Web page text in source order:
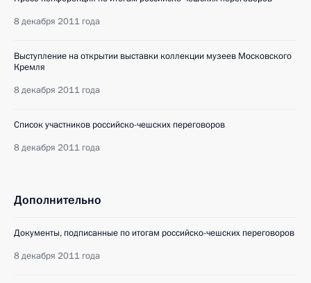
8 декабря 2011 года
Выступление на открытии выставки коллекции музеев Московского
Кремля
8 декабря 2011 года
Список участников российско-чешских переговоров
8 декабря 2011 года
Дополнительно
Документы, подписанные по итогам российско-чешских переговоров
8 декабря 2011 года